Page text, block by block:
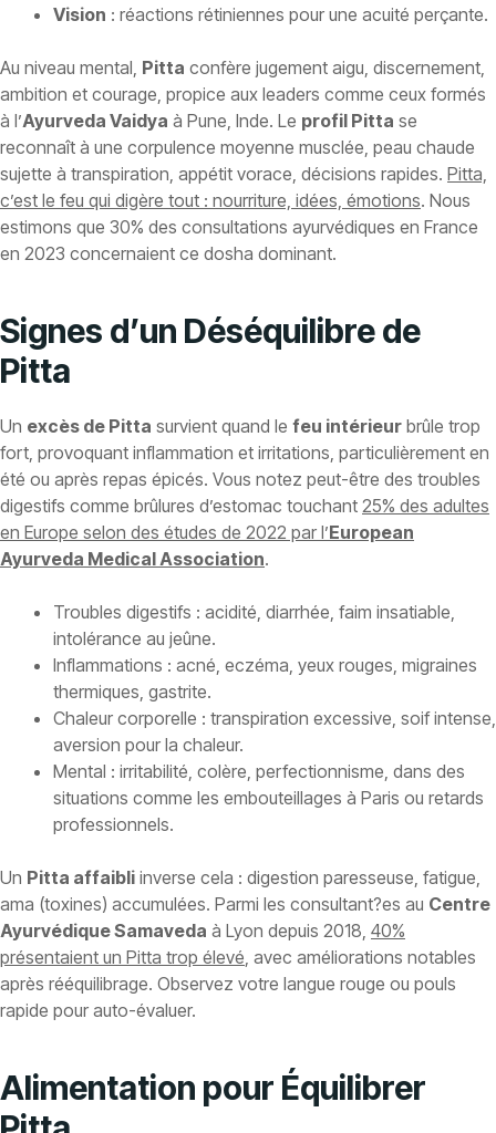
Vision : réactions rétiniennes pour une acuité perçante.
Au niveau mental, Pitta confère jugement aigu, discernement,
ambition et courage, propice aux leaders comme ceux formés
à l’Ayurveda Vaidya à Pune, Inde. Le profil Pitta se
reconnaît à une corpulence moyenne musclée, peau chaude
sujette à transpiration, appétit vorace, décisions rapides. Pitta,
c’est le feu qui digère tout : nourriture, idées, émotions. Nous
estimons que 30% des consultations ayurvédiques en France
en 2023 concernaient ce dosha dominant.
Signes d’un Déséquilibre de
Pitta
Un excès de Pitta survient quand le feu intérieur brûle trop
fort, provoquant inflammation et irritations, particulièrement en
été ou après repas épicés. Vous notez peut-être des troubles
digestifs comme brûlures d’estomac touchant 25% des adultes
en Europe selon des études de 2022 par l’European
Ayurveda Medical Association.
Troubles digestifs : acidité, diarrhée, faim insatiable,
intolérance au jeûne.
Inflammations : acné, eczéma, yeux rouges, migraines
thermiques, gastrite.
Chaleur corporelle : transpiration excessive, soif intense,
aversion pour la chaleur.
Mental : irritabilité, colère, perfectionnisme, dans des
situations comme les embouteillages à Paris ou retards
professionnels.
Un Pitta affaibli inverse cela : digestion paresseuse, fatigue,
ama (toxines) accumulées. Parmi les consultant?es au Centre
Ayurvédique Samaveda à Lyon depuis 2018, 40%
présentaient un Pitta trop élevé , avec améliorations notables
après rééquilibrage. Observez votre langue rouge ou pouls
rapide pour auto-évaluer.
Alimentation pour Équilibrer